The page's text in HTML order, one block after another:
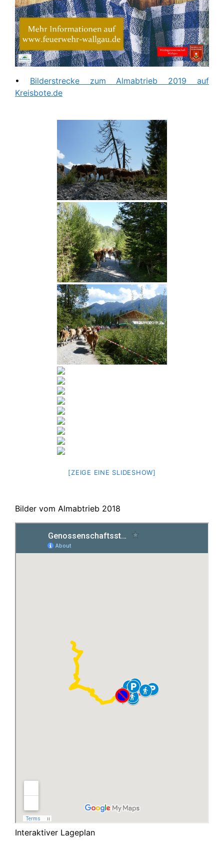
• Bilderstrecke zum Almabtrieb 2019 auf
Kreisbote.de
[ZEIGE EINE SLIDESHOW]
Bilder vom Almabtrieb 2018
Interaktiver Lageplan